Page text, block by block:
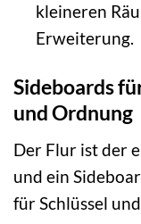
kleineren
Erweiterung.
Sideboards
und Ordnung
Der Flur ist der
und ein
für Schlüssel